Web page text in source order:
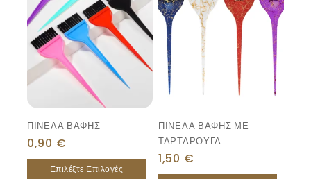
ΠΙΝΕΛΑ ΒΑΦΗΣ
0,90 €
Επιλέξτε Επιλογές
ΠΙΝΕΛΑ ΒΑΦΗΣ ΜΕ
ΤΑΡΤΑΡΟΥΓΑ
1,50 €